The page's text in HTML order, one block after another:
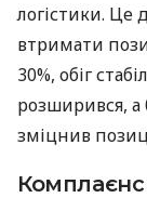
логістики. Це
втримати
30%, обіг
розширився, а
зміцнив
Комплаєнс